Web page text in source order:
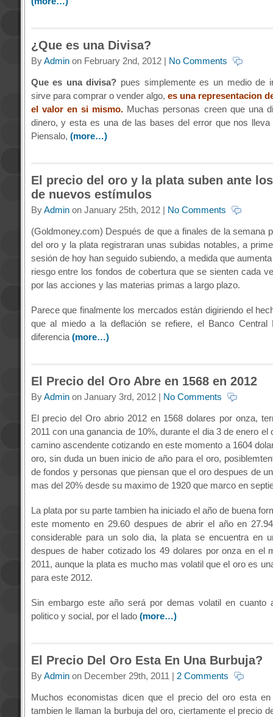
¿Que es una Divisa?
ByAdminon February 2nd, 2012 | No Comments
Que es una divisa? pues simplemente es un medio de
sirve para comprar o vender algo, es una representacion
el valor en si mismo. Muchas personas creen que una
dinero, y esta es una de las bases del error que nos
Piensalo, (more…)
El precio del oro y la plata suben ante
de nuevos estímulos
ByAdminon January 25th, 2012 | No Comments
(Goldmoney.com) Después de que a finales de la semana
del oro y la plata registraran unas subidas notables, a
sesión de hoy han seguido subiendo, a medida que
riesgo entre los fondos de cobertura que se sienten cada
por las acciones y las materias primas a largo plazo.
Parece que finalmente los mercados están digiriendo el
que al miedo a la deflación se refiere, el Banco Central
diferencia (more…)
El Precio del Oro Abre en 1568 en 2012
ByAdminon January 3rd, 2012 | No Comments
El precio del Oro abrio 2012 en 1568 dolares por onza,
2011 con una ganancia de 10%, durante el dia 3 de enero el
camino ascendente cotizando en este momento a 1604
oro, sin duda un buen inicio de año para el oro,
de fondos y personas que piensan que el oro despues de
mas del 20% desde su maximo de 1920 que marco en
La plata por su parte tambien ha iniciado el año de buena
este momento en 29.60 despues de abrir el año en
considerable para un solo dia, la plata se encuentra en
despues de haber cotizado los 49 dolares por onza en el
2011, aunque la plata es mucho mas volatil que el oro es
para este 2012.
Sin embargo este año será por demas volatil en cuanto
politico y social, por el lado (more…)
El Precio Del Oro Esta En Una Burbuja?
ByAdminon December 29th, 2011 | 2 Comments
Muchos economistas dicen que el precio del oro esta
tambien le llaman la burbuja del oro, ciertamente el precio